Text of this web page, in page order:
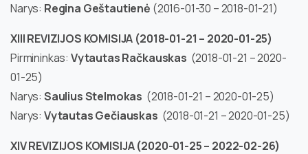
Narys: Regina Geštautienė (2016-01-30 – 2018-01-21)
XIII REVIZIJOS KOMISIJA (2018-01-21 – 2020-01-25)
Pirmininkas: Vytautas Račkauskas (2018-01-21 – 2020-
01-25)
Narys: Saulius Stelmokas (2018-01-21 – 2020-01-25)
Narys: Vytautas Gečiauskas (2018-01-21 – 2020-01-25)
XIV REVIZIJOS KOMISIJA (2020-01-25 – 2022-02-26)